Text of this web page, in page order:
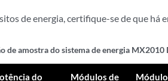
de energia, certifique-se de que há
de amostra do sistema de energia MX2010
do
Módulos de